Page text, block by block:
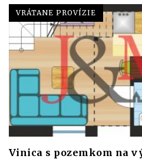
VRÁTANE PROVÍZIE
Vinica s pozemkom na